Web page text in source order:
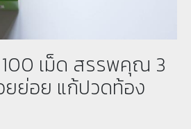
100 เม็ด สรรพคุณ 3
ย่อย แก้ปวดท้อง